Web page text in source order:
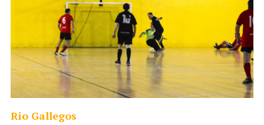
Rio Gallegos